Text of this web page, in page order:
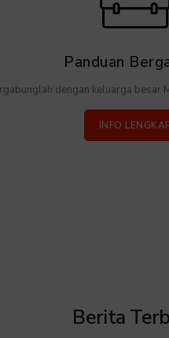
Panduan
dengan keluarga besar
INFO
Berita